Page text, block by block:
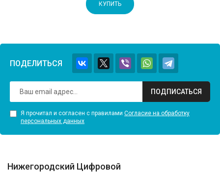
КУПИТЬ
ПОДЕЛИТЬСЯ
ПОДПИСАТЬСЯ
Я прочитал и согласен с правилами Согласие на обработку
персональных данных
Нижегородский Цифровой